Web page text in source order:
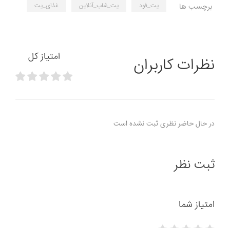
برچسب ها پت_فود پت_شاپ_آنلاین غذای_پت
نظرات کاربران امتیاز کل
در حال حاضر نظری ثبت نشده است
ثبت نظر
امتیاز شما